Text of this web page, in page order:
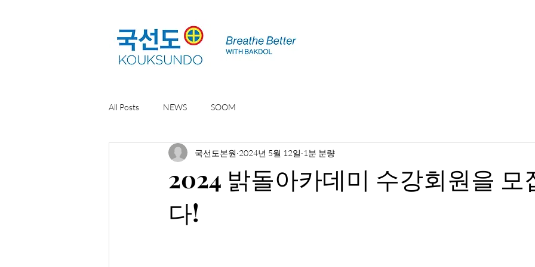
All Posts NEWS SOOM
2024 밝돌아카데미 수강회원을 모
다!
국선도본원 2024년 5월 12일 1분 분량